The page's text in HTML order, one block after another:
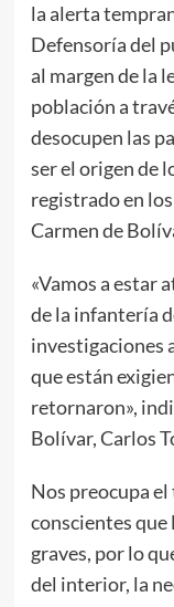
la alerta
Defensoría del
al margen de la
población a
desocupen las
ser el origen de
registrado en
Carmen de
«Vamos a estar
de la infantería
investigaciones
que están
retornaron»,
Bolívar, Carlos
Nos preocupa el
conscientes que
graves, por lo
del interior, la